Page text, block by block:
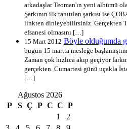
arkadaşlar Teoman'ın yeni albümü
Şarkının ilk tanıtılan şarkısı ise
linkten dinleyebilirsiniz. Gerçekten
efsanesi olmasını […]
15 Mart 2012 Böyle olduğumda
bugün 15 martta mesleğe
Zaman çok hızlıca akıp geçiyor
gerçekten. Cumartesi günü uçakla
[…]
Ağustos 2026
P
S Ç P C C P
1
2